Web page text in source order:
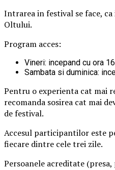
Intrarea in festival se face,
Oltului.
Program acces:
Vineri: incepand cu ora
Sambata si duminica:
Pentru o experienta cat mai
recomanda sosirea cat mai
de festival.
Accesul participantilor este
fiecare dintre cele trei zile.
Persoanele acreditate